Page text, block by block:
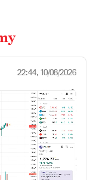
22:44, 10/08/2026